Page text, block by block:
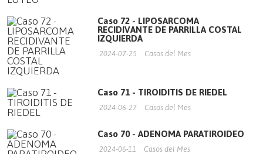
Caso 72 - LIPOSARCOMA
RECIDIVANTE DE PARRILLA COSTAL
IZQUIERDA
2024-07-25 Casos del Mes
Caso 71 - TIROIDITIS DE RIEDEL
2024-06-27 Casos del Mes
Caso 70 - ADENOMA PARATIROIDEO
2024-06-11 Casos del Mes